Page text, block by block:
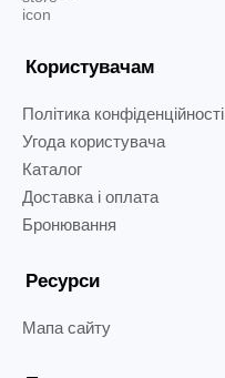
Користувачам
Політика конфіденційності
Угода користувача
Каталог
Доставка і оплата
Бронювання
Ресурси
Мапа сайту